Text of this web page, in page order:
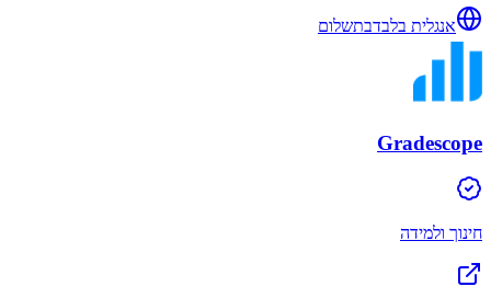
אנגלית בלבדבתשלום
Gradescope
חינוך ולמידה